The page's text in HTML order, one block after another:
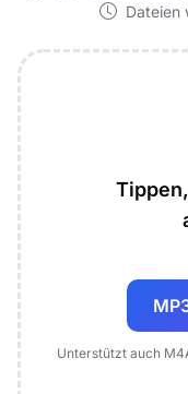
Dateien
Unterstützt auch